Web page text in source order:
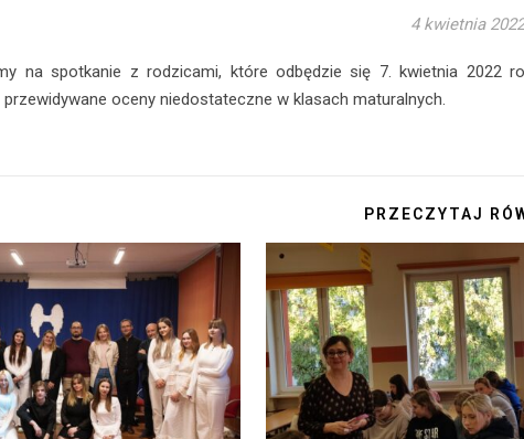
4 kwietnia 2022
na spotkanie z rodzicami, które odbędzie się 7. kwietnia 2022
oceny niedostateczne w klasach maturalnych.
PRZECZYTAJ